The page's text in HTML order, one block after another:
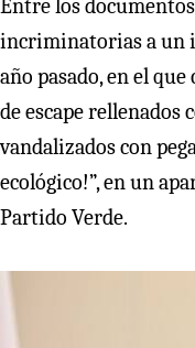
Entre los
incriminatorias a un
año pasado, en el
de escape rellenados
vandalizados con
ecológico!”, en un
Partido Verde.